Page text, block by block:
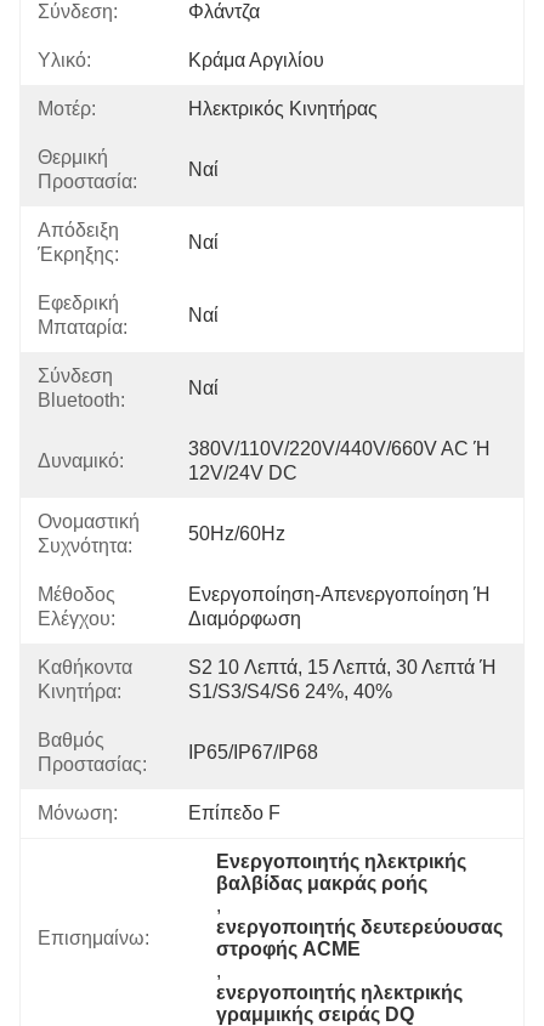
Σύνδεση: Φλάντζα
Υλικό: Κράμα Αργιλίου
Μοτέρ: Ηλεκτρικός Κινητήρας
Θερμική
Προστασία:
Ναί
Απόδειξη
Έκρηξης:
Ναί
Εφεδρική
Μπαταρία:
Ναί
Σύνδεση
Bluetooth:
Ναί
Δυναμικό:
380V/110V/220V/440V/660V AC Ή
12V/24V DC
Ονομαστική
Συχνότητα:
50Hz/60Hz
Μέθοδος
Ελέγχου:
Ενεργοποίηση-Απενεργοποίηση Ή
Διαμόρφωση
Καθήκοντα
Κινητήρα:
S2 10 Λεπτά, 15 Λεπτά, 30 Λεπτά Ή
S1/S3/S4/S6 24%, 40%
Βαθμός
Προστασίας:
IP65/IP67/IP68
Μόνωση: Επίπεδο F
Επισημαίνω:
Ενεργοποιητής ηλεκτρικής
βαλβίδας μακράς ροής
,
ενεργοποιητής δευτερεύουσας
στροφής ACME
,
ενεργοποιητής ηλεκτρικής
γραμμικής σειράς DQ